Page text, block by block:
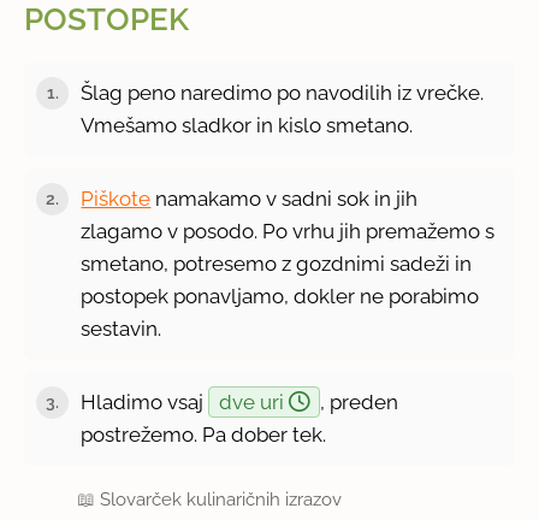
POSTOPEK
1.
Šlag peno naredimo po navodilih iz vrečke.
Vmešamo sladkor in kislo smetano.
2. Piškote namakamo v sadni sok in jih
zlagamo v posodo. Po vrhu jih premažemo s
smetano, potresemo z gozdnimi sadeži in
postopek ponavljamo, dokler ne porabimo
sestavin.
3. Hladimo vsaj dve uri
, preden
postrežemo. Pa dober tek.
📖Slovarček kulinaričnih izrazov